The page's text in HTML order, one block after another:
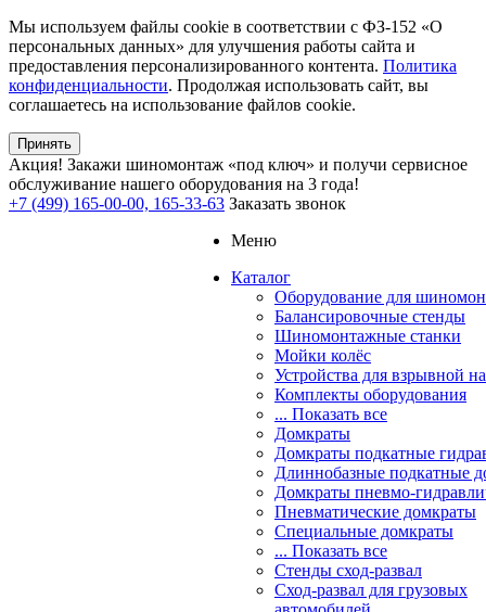
Мы используем файлы cookie в соответствии с ФЗ-152 «О
персональных данных» для улучшения работы сайта и
предоставления персонализированного контента. Политика
конфиденциальности. Продолжая использовать сайт, вы
соглашаетесь на использование файлов cookie.
Принять
Акция! Закажи шиномонтаж «под ключ» и получи сервисное
обслуживание нашего оборудования на 3 года!
+7 (499) 165-00-00, 165-33-63 Заказать звонок
Меню
Каталог
Оборудование для
Балансировочные стенды
Шиномонтажные станки
Мойки колёс
Устройства для взрывной
Комплекты оборудования
... Показать все
Домкраты
Домкраты подкатные
Длиннобазные подкатные
Домкраты пневмо-
Пневматические домкраты
Специальные домкраты
... Показать все
Стенды сход-развал
Сход-развал для грузовых